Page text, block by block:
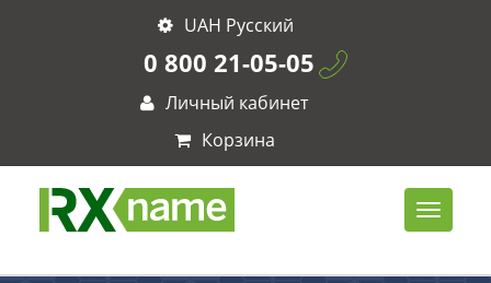
UAH Русский
0 800 21-05-05
Личный кабинет
Корзина